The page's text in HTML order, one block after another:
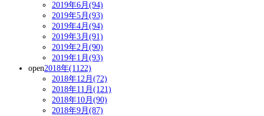
2019年6月(94)
2019年5月(93)
2019年4月(94)
2019年3月(91)
2019年2月(90)
2019年1月(93)
open2018年(1122)
2018年12月(72)
2018年11月(121)
2018年10月(90)
2018年9月(87)